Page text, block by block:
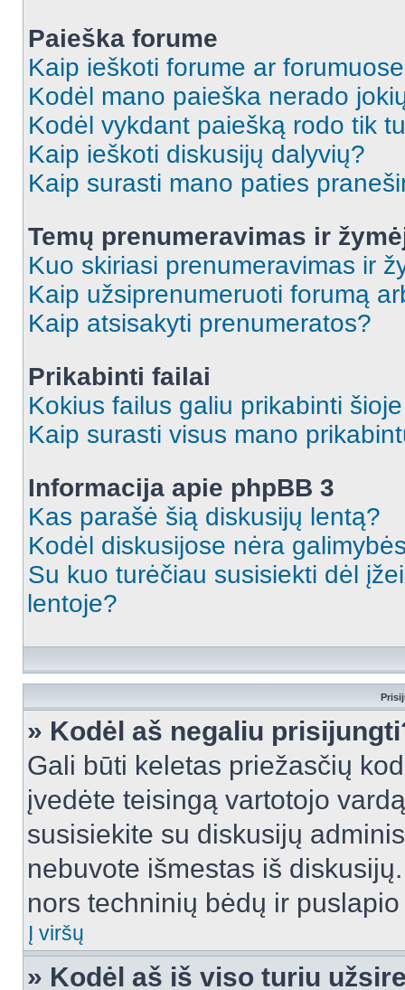
Paieška forume
Kaip ieškoti forume ar
Kodėl mano paieška nerado
Kodėl vykdant paiešką rodo tik
Kaip ieškoti diskusijų dalyvių?
Kaip surasti mano paties
Temų prenumeravimas ir
Kuo skiriasi prenumeravimas ir
Kaip užsiprenumeruoti forumą
Kaip atsisakyti prenumeratos?
Prikabinti failai
Kokius failus galiu prikabinti
Kaip surasti visus mano
Informacija apie phpBB 3
Kas parašė šią diskusijų lentą?
Kodėl diskusijose nėra
Su kuo turėčiau susisiekti dėl
lentoje?
» Kodėl aš negaliu
Gali būti keletas priežasčių
įvedėte teisingą vartotojo
susisiekite su diskusijų
nebuvote išmestas iš
nors techninių bėdų ir
Į viršų
» Kodėl aš iš viso turiu